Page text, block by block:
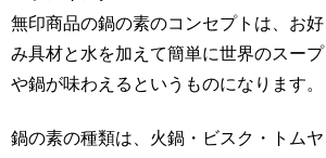
無印商品の鍋の素のコンセプトは、お好
み具材と水を加えて簡単に世界のスープ
や鍋が味わえるというものになります。
鍋の素の種類は、火鍋・ビスク・トムヤ